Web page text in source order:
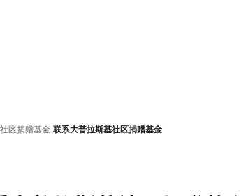
区捐赠基金 联系大普拉斯基社区捐赠基金